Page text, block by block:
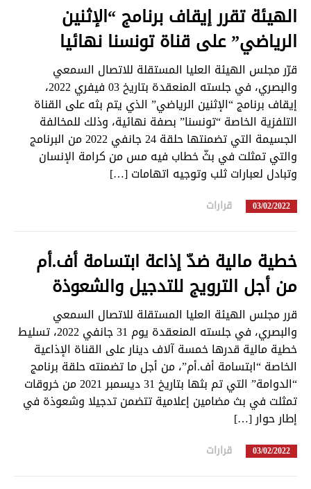
الهيئة تقرر إيقاف برنامج “الإثنين
الرياضي” على قناة تونسنا نهائيا
قرّر مجلس الهيئة العليا المستقلة للاتصال السمعي
والبصري، في جلسته المنعقدة بتاريخ 03 فيفري 2022،
إيقاف برنامج “الإثنين الرياضي” الذي يتم بثه على القناة
التلفزية الخاصة “تونسنا” بصفة نهائية، وذلك للمخالفة
الجسيمة التي تضمنتها حلقة 24 جانفي 2022 من البرنامج
والتي تمثلت في بثّ خطاب فيه مس من كرامة الإنسان
وتبادل لعبارات ثلب وتوجيه اتهامات […]
03/02/2022 قرارات
خطية مالية ضدّ إذاعة ابتسامة أف.أم
من أجل الترويج للتدجيل والشعوذة
قرر مجلس الهيئة العليا المستقلة للاتصال السمعي
والبصري، في جلسته المنعقدة يوم 31 جانفي 2022، تسليط
خطية مالية قدرها خمسة آلاف دينار على القناة الإذاعية
الخاصة “ابتسامة أف.أم”، من أجل ما تضمنته حلقة برنامج
“الدوامة” التي تم بثها بتاريخ 31 ديسمبر 2021 من خروقات
تمثلت في بث مضامين إعلامية تتضمن تدجيلا وشعوذة في
إطار حوار […]
03/02/2022 قرارات